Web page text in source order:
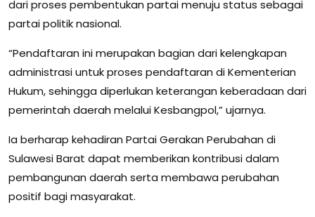
dari proses pembentukan partai menuju status sebagai
partai politik nasional.
“Pendaftaran ini merupakan bagian dari kelengkapan
administrasi untuk proses pendaftaran di Kementerian
Hukum, sehingga diperlukan keterangan keberadaan dari
pemerintah daerah melalui Kesbangpol,” ujarnya.
Ia berharap kehadiran Partai Gerakan Perubahan di
Sulawesi Barat dapat memberikan kontribusi dalam
pembangunan daerah serta membawa perubahan
positif bagi masyarakat.